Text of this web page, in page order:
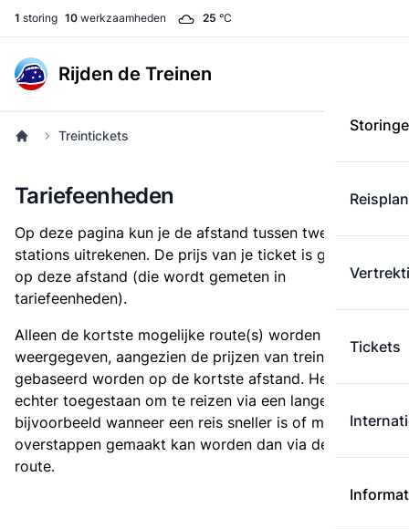
1 storing 10 werkzaamheden 25 °C
Rijden de Treinen
Tickets
Treintickets
Tariefeenheden
Op deze pagina kun je de afstand tussen twee
stations uitrekenen. De prijs van je ticket is gebaseerd
op deze afstand (die wordt gemeten in
tariefeenheden).
Alleen de kortste mogelijke route(s) worden
weergegeven, aangezien de prijzen van treintickets
gebaseerd worden op de kortste afstand. Het is
echter toegestaan om te reizen via een langere route,
bijvoorbeeld wanneer een reis sneller is of met minder
overstappen gemaakt kan worden dan via de kortste
route.